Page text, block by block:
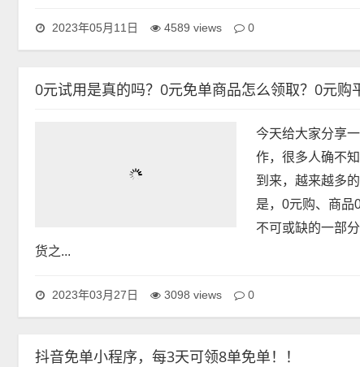
0元试用是真的吗？0元免单商品怎么领取？0元购
今天给大家分享
作，很多人确不
到来，越来越多
货之...